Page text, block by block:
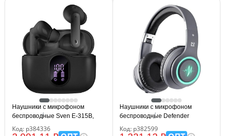
Наушники с микрофоном
беспроводные Sven E-315B,
черный
Код: р384336
Наушники с микрофоном
беспроводные Defender
складные, MicroSD, разъем
Код: р382599